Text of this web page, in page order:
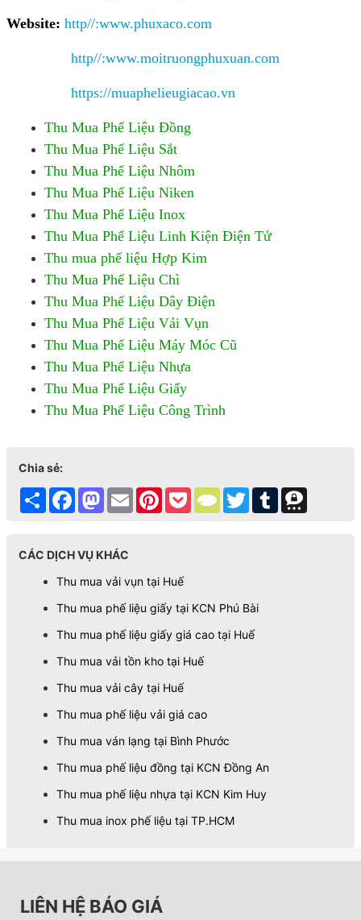
Website: http//:www.phuxaco.com
http//:www.moitruongphuxuan.com
https://muaphelieugiacao.vn
Thu Mua Phế Liệu Đồng
Thu Mua Phế Liệu Sắt
Thu Mua Phế Liệu Nhôm
Thu Mua Phế Liệu Niken
Thu Mua Phế Liệu Inox
Thu Mua Phế Liệu Linh Kiện Điện Tử
Thu mua phế liệu Hợp Kim
Thu Mua Phế Liệu Chì
Thu Mua Phế Liệu Dây Điện
Thu Mua Phế Liệu Vải Vụn
Thu Mua Phế Liệu Máy Móc Cũ
Thu Mua Phế Liệu Nhựa
Thu Mua Phế Liệu Giấy
Thu Mua Phế Liệu Công Trình
Chia sẻ:
Share FacebookMastodon
Email PinterestPocketTypePadTwitterTumblr
CÁC DỊCH VỤ KHÁC
Thu mua vải vụn tại Huế
Thu mua phế liệu giấy tại KCN Phú Bài
Thu mua phế liệu giấy giá cao tại Huế
Thu mua vải tồn kho tại Huế
Thu mua vải cây tại Huế
Thu mua phế liệu vải giá cao
Thu mua ván lạng tại Bình Phước
Thu mua phế liệu đồng tại KCN Đồng An
Thu mua phế liệu nhựa tại KCN Kim Huy
Thu mua inox phế liệu tại TP.HCM
LIÊN HỆ BÁO GIÁ